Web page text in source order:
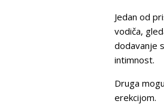
Jedan od
vodiča,
dodavanje
intimnost.
Druga
erekcijom.